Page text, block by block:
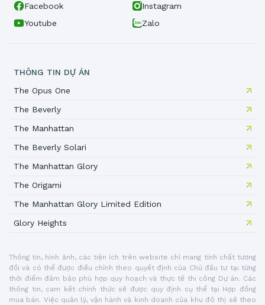
Facebook
Instagram
Youtube
Zalo
THÔNG TIN DỰ ÁN
The Opus One
The Beverly
The Manhattan
The Beverly Solari
The Manhattan Glory
The Origami
The Manhattan Glory Limited Edition
Glory Heights
Thông tin, hình ảnh, các tiện ích trên website chỉ mang tính chất tương
đối và có thể được điều chỉnh theo quyết định của Chủ đầu tư tại từng
thời điểm đảm bảo phù hợp quy hoạch và thực tế thi công Dự án. Các
thông tin, cam kết chính thức sẽ được quy định cụ thể tại Hợp đồng
mua bán. Việc quản lý, vận hành và kinh doanh của khu đô thị sẽ theo